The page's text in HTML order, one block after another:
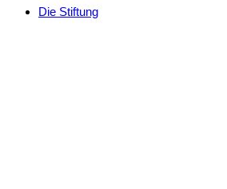
Die Stiftung